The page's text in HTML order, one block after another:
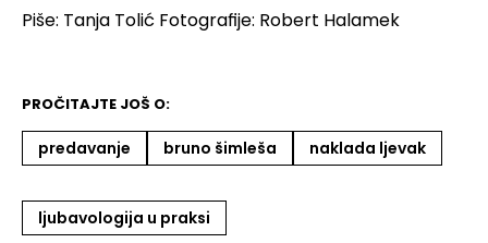
Piše: Tanja Tolić Fotografije: Robert Halamek
PROČITAJTE JOŠ O:
predavanje bruno šimleša naklada ljevak
ljubavologija u praksi